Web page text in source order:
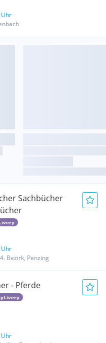
Uhr
Sachbücher
Uhr
Bezirk, Penzing
- Pferde
Uhr